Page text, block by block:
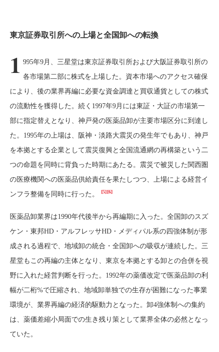
東京証券取引所への上場と全国卸への転換
1 995年9月、三星堂は東京証券取引所および大阪証券取引所の
各市場第二部に株式を上場した。資本市場へのアクセス確保
により、後の業界再編に必要な資金調達と買収通貨としての株式
の流動性を獲得した。続く1997年9月には東証・大証の市場第一
部に指定替えとなり、神戸発の医薬品卸が主要市場区分に到達し
た。1995年の上場は、阪神・淡路大震災の発生年でもあり、神戸
を本拠とする企業として震災復興と全国流通網の再構築という二
つの命題を同時に背負った時期にあたる。震災で被災した関西圏
の医療機関への医薬品供給責任を果たしつつ、上場による経営イ
ンフラ整備を同時に行った。
[5][6]
医薬品卸業界は1990年代後半から再編期に入った。全国卸のスズ
ケン・東邦HD・アルフレッサHD・メディパル系の四強体制が形
成される過程で、地域卸の統合・全国卸への吸収が連続した。三
星堂もこの再編の主体となり、東京を本拠とする卸との合併を視
野に入れた経営判断を行った。1992年の薬価改定で医薬品卸の利
幅が二桁%で圧縮され、地域卸単独での生存が困難になった事業
環境が、業界再編の経済的駆動力となった。卸4強体制への集約
は、薬価差縮小局面での生き残り策として業界全体の必然となっ
ていた。